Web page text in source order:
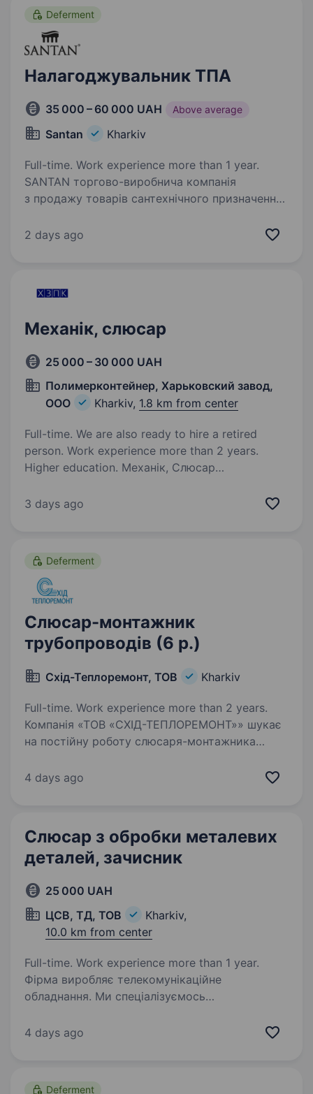
Deferment
Налагоджувальник ТПА
35 000 – 60 000 UAH Above average
Santan Kharkiv
Full-time. Work experience more than 1 year.
SANTAN торгово-виробнича компанія
з продажу товарів сантехнічного призначення,
25 років наші філії охоплюють схід та захід
2 days ago
Механік, слюсар
25 000 – 30 000 UAH
Полимерконтейнер, Харьковский завод,
ООО
Kharkiv, 1.8 km from center
Full-time. We are also ready to hire a retired
person. Work experience more than 2 years.
Higher education. Механік, Слюсар
Обслуговування виробничого обладнання
…
3 days ago
Deferment
Слюсар-монтажник
трубопроводів (6 р.)
Схід-Теплоремонт, ТОВ Kharkiv
Full-time. Work experience more than 2 years.
Компанія «ТОВ «СХІД-ТЕПЛОРЕМОНТ»» шукає
на постійну роботу слюсаря-монтажника
Задачі: Монтаж, демонтаж, ремонт
4 days ago
Слюсар з обробки металевих
деталей, зачисник
25 000 UAH
ЦСВ, ТД, ТОВ
Kharkiv,
10.0 km from center
Full-time. Work experience more than 1 year.
Фірма виробляє телекомунікаційне
обладнання. Ми спеціалізуємось
ОСНОВНІОБОВ'ЯЗКИ: Обробка деталей ручним
4 days ago
Deferment